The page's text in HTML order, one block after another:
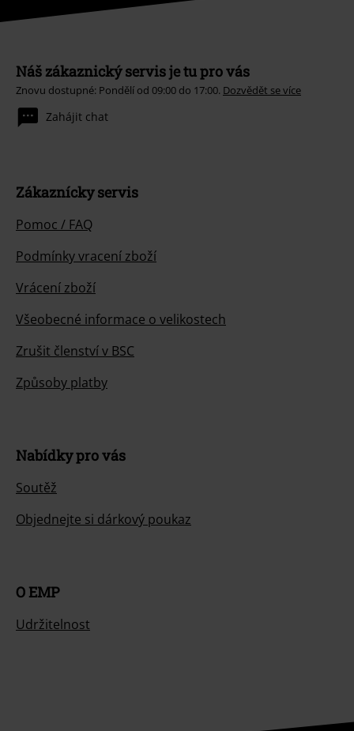
Náš zákaznický servis je tu pro vás
Znovu dostupné: Pondělí od 09:00 do 17:00. Dozvědět se více
Zahájit chat
Zákaznícky servis
Pomoc / FAQ
Podmínky vracení zboží
Vrácení zboží
Všeobecné informace o velikostech
Zrušit členství v BSC
Způsoby platby
Nabídky pro vás
Soutěž
Objednejte si dárkový poukaz
O EMP
Udržitelnost